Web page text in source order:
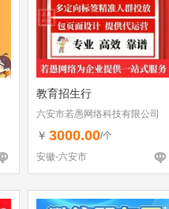
教育招生行
六安市若愚网络科技有限公司
￥ 3000.00/个
安徽-六安市